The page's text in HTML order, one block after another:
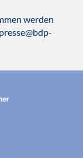
werden